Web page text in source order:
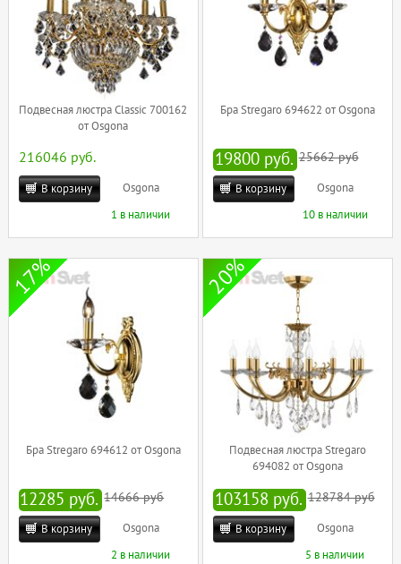
Подвесная люстра Classic 700162
от Osgona
216046 руб.
В корзину
Osgona
1 в наличии
Бра Stregaro 694622 от Osgona
19800 руб. 25662 руб
В корзину
Osgona
10 в наличии
Бра Stregaro 694612 от Osgona
17%
12285 руб. 14666 руб
В корзину
Osgona
2 в наличии
Подвесная люстра Stregaro
694082 от Osgona
20%
103158 руб. 128784 руб
В корзину
Osgona
5 в наличии